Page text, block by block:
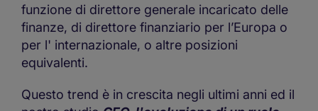
funzione di direttore generale incaricato delle
finanze, di direttore finanziario per l’Europa o
per l' internazionale, o altre posizioni
equivalenti.
Questo trend è in crescita negli ultimi anni ed il